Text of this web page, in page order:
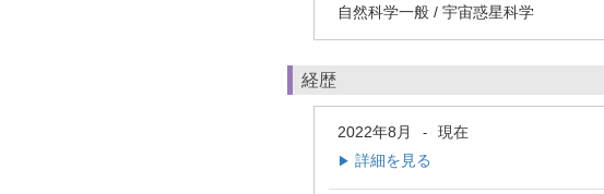
自然科学一般 / 宇宙惑星科学
経歴
2022年8月 - 現在
▶ 詳細を見る